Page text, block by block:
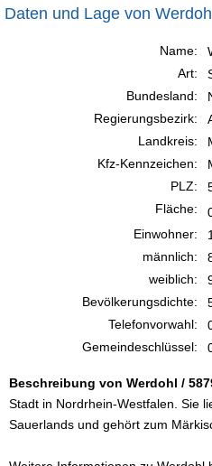
Daten und Lage von
Name:
Art:
Bundesland:
Regierungsbezirk:
Landkreis:
Kfz-Kennzeichen:
PLZ:
Fläche:
Einwohner:
männlich:
weiblich:
Bevölkerungsdichte:
Telefonvorwahl:
Gemeindeschlüssel:
Beschreibung von Werdohl /
Stadt in Nordrhein-Westfalen. Sie
Sauerlands und gehört zum